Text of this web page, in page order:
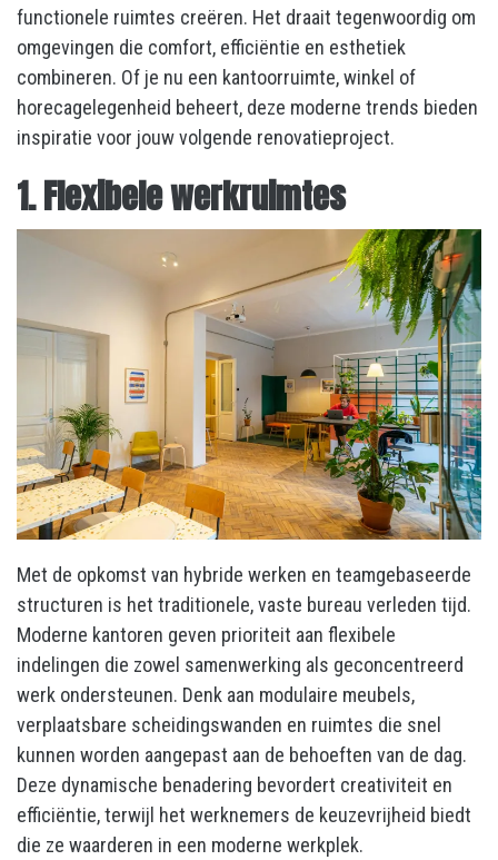
functionele ruimtes creëren. Het draait tegenwoordig om
omgevingen die comfort, efficiëntie en esthetiek
combineren. Of je nu een kantoorruimte, winkel of
horecagelegenheid beheert, deze moderne trends bieden
inspiratie voor jouw volgende renovatieproject.
1. Flexibele werkruimtes
Met de opkomst van hybride werken en teamgebaseerde
structuren is het traditionele, vaste bureau verleden tijd.
Moderne kantoren geven prioriteit aan flexibele
indelingen die zowel samenwerking als geconcentreerd
werk ondersteunen. Denk aan modulaire meubels,
verplaatsbare scheidingswanden en ruimtes die snel
kunnen worden aangepast aan de behoeften van de dag.
Deze dynamische benadering bevordert creativiteit en
efficiëntie, terwijl het werknemers de keuzevrijheid biedt
die ze waarderen in een moderne werkplek.